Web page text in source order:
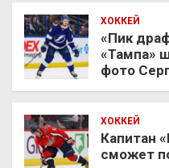
ХОККЕЙ
«Пик
«Тампа»
фото
ХОККЕЙ
Капитан
сможет